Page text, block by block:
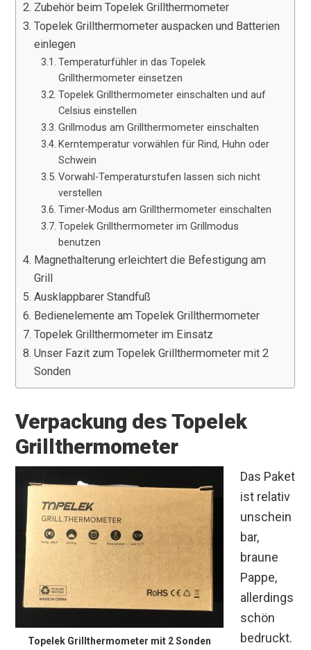
Zubehör beim Topelek Grillthermometer
Topelek Grillthermometer auspacken und Batterien
einlegen
Temperaturfühler in das Topelek
Grillthermometer einsetzen
Topelek Grillthermometer einschalten und auf
Celsius einstellen
Grillmodus am Grillthermometer einschalten
Kerntemperatur vorwählen für Rind, Huhn oder
Schwein
Vorwahl-Temperaturstufen lassen sich nicht
verstellen
Timer-Modus am Grillthermometer einschalten
Topelek Grillthermometer im Grillmodus
benutzen
Magnethalterung erleichtert die Befestigung am
Grill
Ausklappbarer Standfuß
Bedienelemente am Topelek Grillthermometer
Topelek Grillthermometer im Einsatz
Unser Fazit zum Topelek Grillthermometer mit 2
Sonden
Verpackung des Topelek
Grillthermometer
Topelek Grillthermometer mit 2 Sonden
Das Paket
ist relativ
unschein
bar,
braune
Pappe,
allerdings
schön
bedruckt.